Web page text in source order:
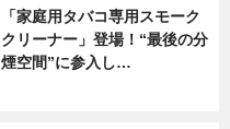
「家庭用タバコ専用スモーク
クリーナー」登場！“最後の分
煙空間”に参入し…